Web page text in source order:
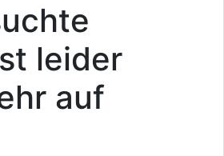
leider
auf